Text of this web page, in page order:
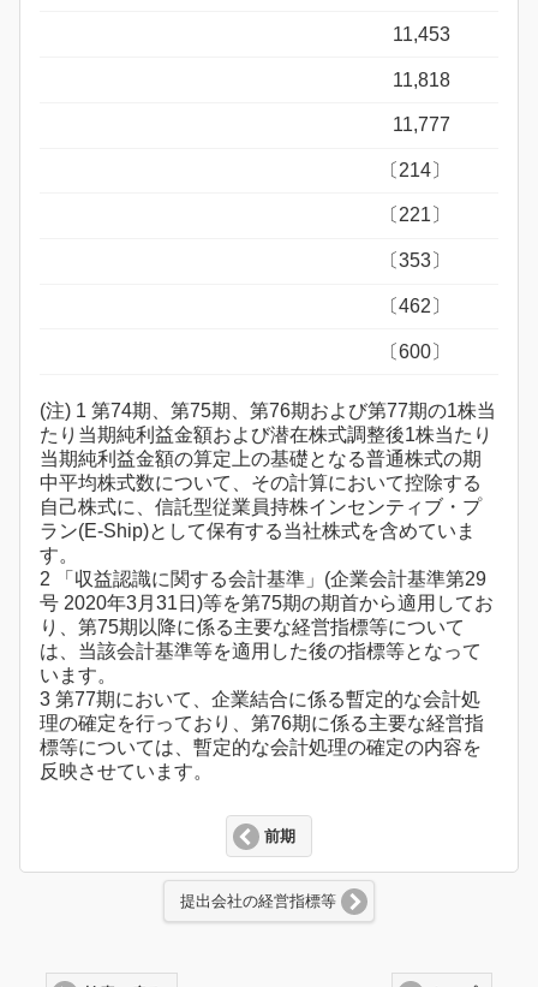
11,453
11,818
11,777
〔214〕
〔221〕
〔353〕
〔462〕
〔600〕
(注) 1 第74期、第75期、第76期および第77期の1株当
たり当期純利益金額および潜在株式調整後1株当たり
当期純利益金額の算定上の基礎となる普通株式の期
中平均株式数について、その計算において控除する
自己株式に、信託型従業員持株インセンティブ・プ
ラン(E-Ship)として保有する当社株式を含めていま
す。
2 「収益認識に関する会計基準」(企業会計基準第29
号 2020年3月31日)等を第75期の期首から適用してお
り、第75期以降に係る主要な経営指標等について
は、当該会計基準等を適用した後の指標等となって
います。
3 第77期において、企業結合に係る暫定的な会計処
理の確定を行っており、第76期に係る主要な経営指
標等については、暫定的な会計処理の確定の内容を
反映させています。
前期
提出会社の経営指標等